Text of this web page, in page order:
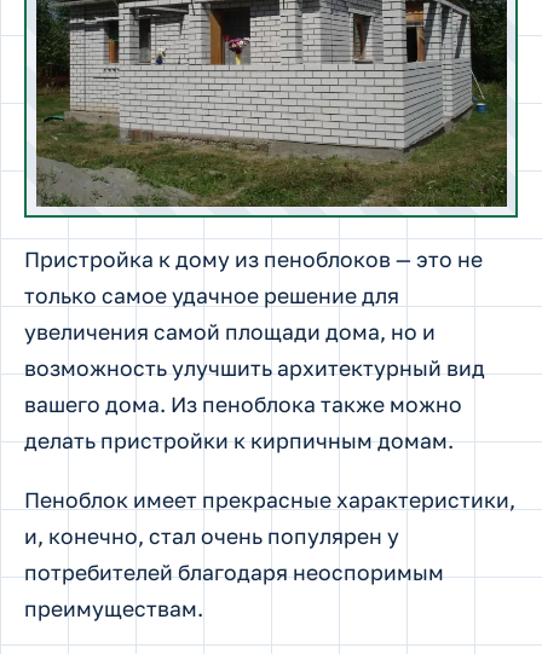
Пристройка к дому из пеноблоков — это не
только самое удачное решение для
увеличения самой площади дома, но и
возможность улучшить архитектурный вид
вашего дома. Из пеноблока также можно
делать пристройки к кирпичным домам.
Пеноблок имеет прекрасные характеристики,
и, конечно, стал очень популярен у
потребителей благодаря неоспоримым
преимуществам.